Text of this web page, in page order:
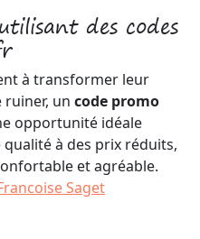
des codes
à transformer leur
ruiner, un code promo
opportunité idéale
à des prix réduits,
et agréable.
Saget